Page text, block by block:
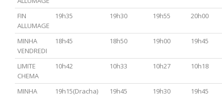
FIN
ALLUMAGE
19h35 19h30 19h55 20h00
MINHA
VENDREDI
18h45 18h50 19h00 19h45
LIMITE
CHEMA
10h42 10h33 10h27 10h18
MINHA
19h15(Dracha) 19h45 19h30 19h45